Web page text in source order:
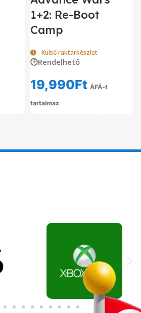
1+2: Re-Boot
Camp
Külső raktárkészlet
🕒Rendelhető
19,990Ft ÁFÁ-t
tartalmaz